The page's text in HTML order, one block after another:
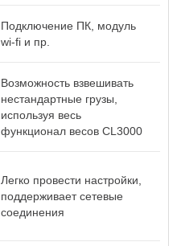
Подключение ПК, модуль
wi-fi и пр.
Возможность взвешивать
нестандартные грузы,
используя весь
функционал весов CL3000
Легко провести настройки,
поддерживает сетевые
соединения